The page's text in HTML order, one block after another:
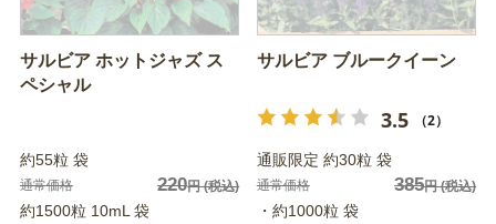
サルビア ホットジャズ ス
ペシャル
約55粒 袋
通常価格 220円(税込)
約1500粒 10mL 袋
サルビア ブルークイーン
3.5 （2）
通販限定 約30粒 袋
通常価格 385円(税込)
・約1000粒 袋